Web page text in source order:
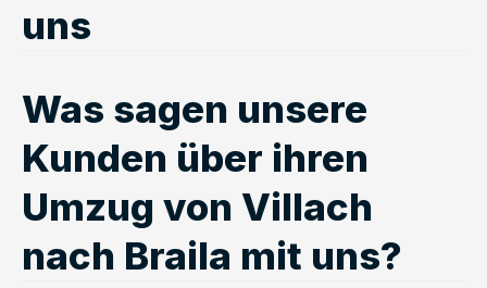
uns
Was sagen unsere
Kunden über ihren
Umzug von Villach
nach Braila mit uns?